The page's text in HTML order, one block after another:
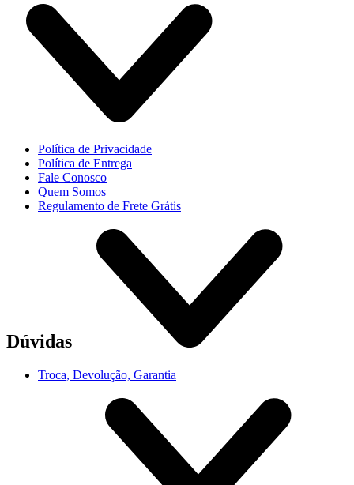
Política de Privacidade
Política de Entrega
Fale Conosco
Quem Somos
Regulamento de Frete Grátis
Dúvidas
Troca, Devolução, Garantia